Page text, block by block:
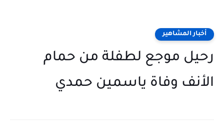
أخبار المشاهير
رحيل موجع لطفلة من حمام
الأنف وفاة ياسمين حمدي